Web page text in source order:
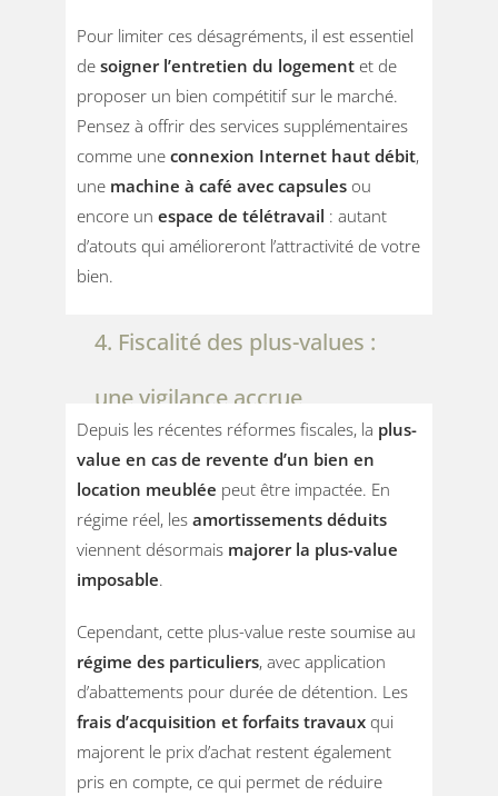
Pour limiter ces désagréments, il est essentiel
de soigner l’entretien du logement et de
proposer un bien compétitif sur le marché.
Pensez à offrir des services supplémentaires
comme une connexion Internet haut débit,
une machine à café avec capsules ou
encore un espace de télétravail : autant
d’atouts qui amélioreront l’attractivité de votre
bien.
4. Fiscalité des plus-values :
une vigilance accrue
Depuis les récentes réformes fiscales, la plus-
value en cas de revente d’un bien en
location meublée peut être impactée. En
régime réel, les amortissements déduits
viennent désormais majorer la plus-value
imposable.
Cependant, cette plus-value reste soumise au
régime des particuliers, avec application
d’abattements pour durée de détention. Les
frais d’acquisition et forfaits travaux qui
majorent le prix d’achat restent également
pris en compte, ce qui permet de réduire